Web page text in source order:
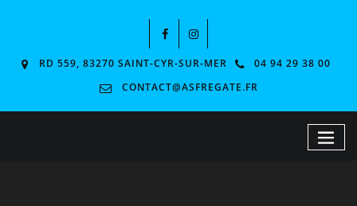
RD 559, 83270 SAINT-CYR-SUR-MER
04 94 29 38 00
CONTACT@ASFREGATE.FR